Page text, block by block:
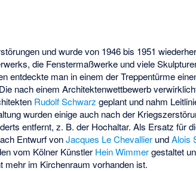
und wurde von 1946 bis 1951
die Fenstermaßwerke und viele
entdeckte man in einem der Treppentürme
nach einem Architektenwettbewerb
Rudolf Schwarz geplant und nahm
wurden einige auch nach der
entfernt, z. B. der Hochaltar. Als Ersatz für
Entwurf vonJacques Le Chevallier undAlois
vom Kölner Künstler Hein Wimmergestaltet
im Kirchenraum vorhanden ist.